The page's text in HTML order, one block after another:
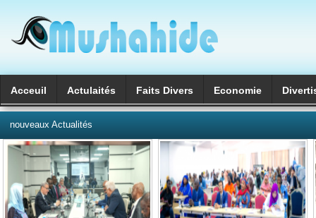
Acceuil Actulaités Faits Divers Economie
nouveaux Actualités